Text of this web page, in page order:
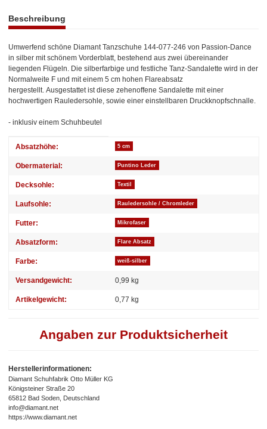
Beschreibung
Umwerfend schöne Diamant Tanzschuhe 144-077-246 von Passion-Dance
in silber mit schönem Vorderblatt, bestehend aus zwei übereinander
liegenden Flügeln. Die silberfarbige und festliche Tanz-Sandalette wird in der
Normalweite F und mit einem 5 cm hohen Flareabsatz
hergestellt. Ausgestattet ist diese zehenoffene Sandalette mit einer
hochwertigen Rauledersohle, sowie einer einstellbaren Druckknopfschnalle.
- inklusiv einem Schuhbeutel
Produkteigenschaft
Wert
Absatzhöhe: 5 cm
Obermaterial: Puntino Leder
Decksohle: Textil
Laufsohle: Rauledersohle / Chromleder
Futter: Mikrofaser
Absatzform: Flare Absatz
Farbe: weiß-silber
Versandgewicht: 0,99 kg
Artikelgewicht: 0,77 kg
Angaben zur Produktsicherheit
Herstellerinformationen:
Diamant Schuhfabrik Otto Müller KG
Königsteiner Straße 20
65812 Bad Soden, Deutschland
info@diamant.net
https://www.diamant.net